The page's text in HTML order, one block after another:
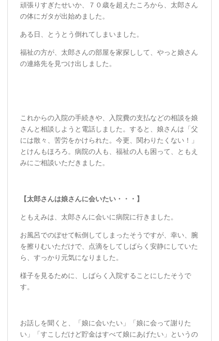
頑張りすぎたせいか、７０歳を超えたころから、太郎さん
の体にガタが出始めました。
ある日、とうとう倒れてしまいました。
福祉の方が、太郎さんの部屋を家探しして、やっと娘さん
の連絡先を見つけ出しました。
これからの入院の手続きや、入院費の支払などの相談を娘
さんと相談しようと電話しました。すると、娘さんは「父
には散々、苦労をかけられた。今更、関わりたくない！」
とけんもほろろ。病院の人も、福祉の人も困って、ともえ
みにご相談いただきました。
【太郎さんは娘さんに会いたい・・・】
ともえみは、太郎さんに会いに病院に行きました。
お風呂でのぼせて転倒してしまったそうですが、幸い、腕
を擦りむいただけで、点滴をしてしばらく安静にしていた
ら、すっかり元気になりました。
様子を見るために、しばらく入院することにしたそうで
す。
お話しを聞くと、「娘に会いたい」「娘に会って謝りた
い」「すこしだけど貯金はすべて娘にあげたい」というの